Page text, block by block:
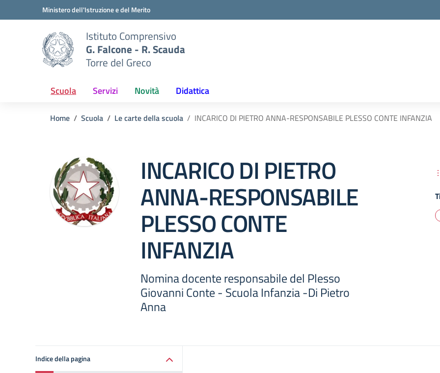
Vai ai contenuti
Vai al menu di navigazioneMinistero dell'Istruzione e del Merito
Istituto Comprensivo
G. Falcone - R. Scauda
Torre del Greco
Scuola Servizi Novità Didattica
Home Scuola Le carte della scuola INCARICO DI PIETRO ANNA-RESPONSABILE PLESSO CONTE INFANZIA
INCARICO DI PIETRO
ANNA-RESPONSABILE
PLESSO CONTE
INFANZIA
Nomina docente responsabile del Plesso
Giovanni Conte - Scuola Infanzia -Di Pietro
Anna
Indice della pagina